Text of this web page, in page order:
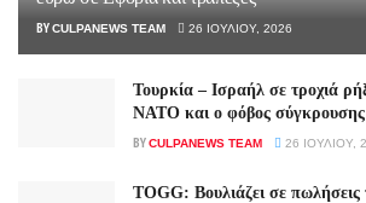
BYCULPANEWS TEAM 26 ΙΟΥΛΊΟΥ, 2026
Τουρκία – Ισραήλ σε τροχιά
ΝΑΤΟ και ο φόβος
BYCULPANEWS TEAM 26 ΙΟΥΛΊΟΥ,
TOGG: Βουλιάζει σε πωλήσεις